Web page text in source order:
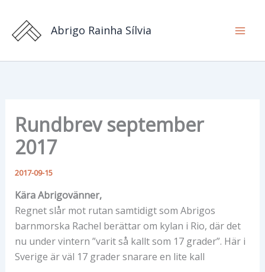
innehåll
Abrigo Rainha Sílvia
Rundbrev september
2017
2017-09-15
Kära Abrigovänner,
Regnet slår mot rutan samtidigt som Abrigos
barnmorska Rachel berättar om kylan i Rio, där det
nu under vintern ”varit så kallt som 17 grader”. Här i
Sverige är väl 17 grader snarare en lite kall